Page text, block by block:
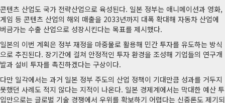
콘텐츠 산업도 국가 전략산업으로 육성된다. 일본 정부는 애니메이션과 영화,
게임 등 콘텐츠 산업의 해외 매출을 2033년까지 대폭 확대해 자동차 산업에
버금가는 수출 산업으로 성장시킨다는 목표를 제시했다.
일본의 이번 계획은 정부 재정을 마중물로 활용해 민간 투자를 유도하는 방식
으로 추진된다. 장기간에 걸쳐 안정적인 투자 환경을 조성해 기업들의 연구개
발과 설비 투자를 촉진하겠다는 구상이다.
다만 일각에서는 과거 일본 정부 주도의 산업 정책이 기대만큼 성과를 거두지
못했던 사례도 적지 않다는 지적이 나온다. 일본 경제계에서는 막대한 예산 투
입만으로는 글로벌 기술 경쟁에서 우위를 확보하기 어렵다는 신중론도 제기되